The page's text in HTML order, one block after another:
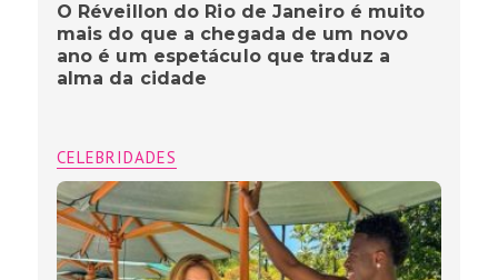
O Réveillon do Rio de Janeiro é muito
mais do que a chegada de um novo
ano é um espetáculo que traduz a
alma da cidade
CELEBRIDADES